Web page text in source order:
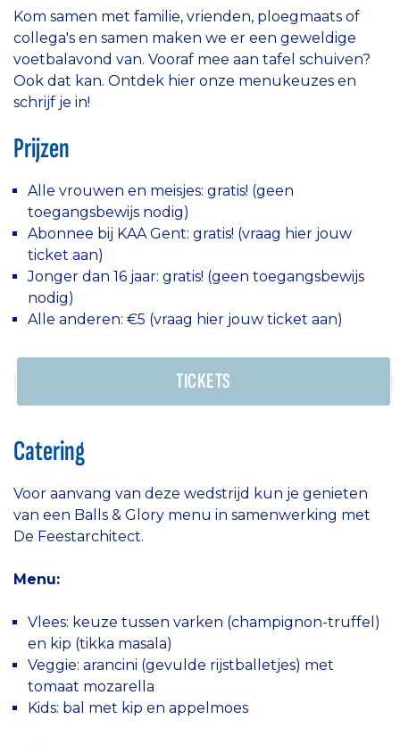
Kom samen met familie, vrienden, ploegmaats of
collega's en samen maken we er een geweldige
voetbalavond van. Vooraf mee aan tafel schuiven?
Ook dat kan. Ontdek hier onze menukeuzes en
schrijf je in!
Prijzen
Alle vrouwen en meisjes: gratis! (geen
toegangsbewijs nodig)
Abonnee bij KAA Gent: gratis! (vraag hier jouw
ticket aan)
Jonger dan 16 jaar: gratis! (geen toegangsbewijs
nodig)
Alle anderen: €5 (vraag hier jouw ticket aan)
TICKETS
Catering
Voor aanvang van deze wedstrijd kun je genieten
van een Balls & Glory menu in samenwerking met
De Feestarchitect.
Menu:
Vlees: keuze tussen varken (champignon-truffel)
en kip (tikka masala)
Veggie: arancini (gevulde rijstballetjes) met
tomaat mozarella
Kids: bal met kip en appelmoes